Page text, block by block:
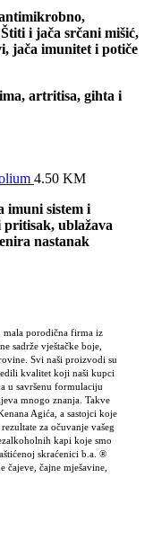
i jača srčani mišić,
jača imunitet i potiče
artritisa, gihta i
4.50 KM
imuni sistem i
ublažava
nastanak
mala porodična firma iz
sadrže vještačke boje,
Svi naši proizvodi su
kvalitet koji naši kupci
u savršenu formulaciju
mnogo znanja. Takve
Agića, a sastojci koje
za očuvanje vašeg
kapi koje smo
skraćenici b.a. ®
čajeve, čajne mješavine,